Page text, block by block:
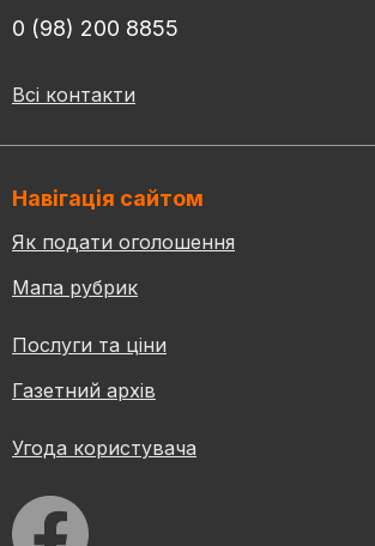
0 (98) 200 8855
Всі контакти
Навігація сайтом
Як подати оголошення
Мапа рубрик
Послуги та ціни
Газетний архів
Угода користувача